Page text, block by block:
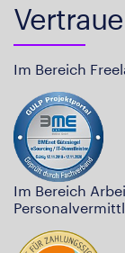
Im Bereich
Im Bereich